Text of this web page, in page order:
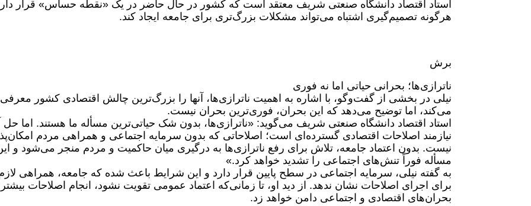
استاد اقتصاد دانشگاه صنعتی شریف معتقد است که کشور در حال حاضر در یک «نقطه حساس» قرار
هرگونه تصمیم‌گیری اشتباه می‌تواند مشکلات بزرگ‌تری برای جامعه ایجاد کند.
برش
ناترازی‌ها؛ بحرانی حیاتی اما نه فوری
نیلی در بخشی از گفت‌وگو، با اشاره به اهمیت ناترازی‌ها، آنها را بزرگ‌ترین چالش اقتصادی کشور معرفی
می‌کند، اما توضیح می‌دهد که این بحران، فوری‌ترین بحران نیست.
استاد اقتصاد دانشگاه صنعتی شریف می‌گوید: «ناترازی‌ها، بدون شک حیاتی‌ترین مسأله ما هستند. اما حل
نیازمند اصلاحات اقتصادی گسترده‌ای است؛ اصلاحاتی که بدون سرمایه اجتماعی و همراهی مردم
نیست. بدون اعتماد جامعه، تلاش برای رفع ناترازی‌ها به درگیری میان حاکمیت و مردم منجر می‌شود و
مسأله فوراً تنش‌های اجتماعی را تشدید خواهد کرد.»
به گفته نیلی، سرمایه اجتماعی در سطح پایین قرار دارد و این شرایط باعث شده که جامعه، همراهی لازم
برای اجرای اصلاحات نشان ندهد. از دید او، تا زمانی‌که اعتماد عمومی تقویت نشود، انجام اصلاحات بیشتر
بحران‌های اقتصادی و اجتماعی دامن خواهد زد.